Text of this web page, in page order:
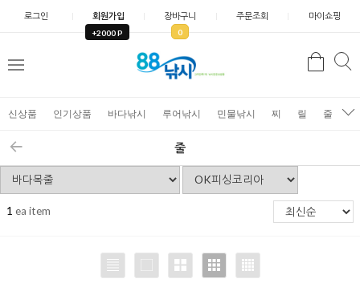
로그인 회원가입
+2000 P
장바구니
0
주문조회 마이쇼핑
검
신상품 인기상품 바다낚시 루어낚시 민물낚시 찌 릴 줄
줄
1 ea item